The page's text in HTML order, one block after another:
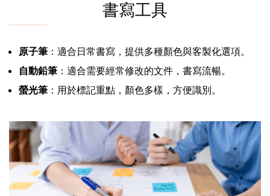
書寫工具
原子筆 ：適合日常書寫，提供多種顏色與客製化選項。
自動鉛筆 ：適合需要經常修改的文件，書寫流暢。
螢光筆 ：用於標記重點，顏色多樣，方便識別。